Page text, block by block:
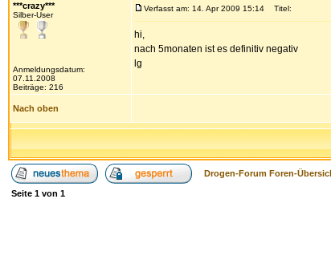
***crazy***
Silber-User
Anmeldungsdatum:
07.11.2008
Beiträge: 216
Verfasst am: 14. Apr 2009 15:14 Titel:
hi,
nach 5monaten ist es definitiv negativ
lg
Nach oben
Drogen-Forum Foren-
Seite 1 von 1